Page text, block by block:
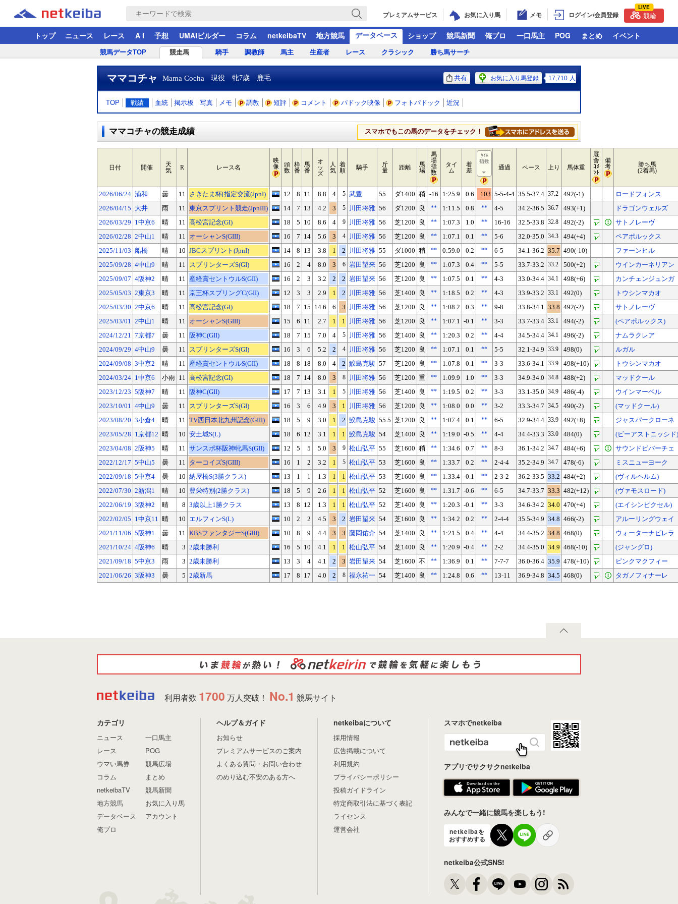
プレミアムサービス お気に入り馬 メモ ログイン/会員登録
LIVE
競輪
トップ ニュース レース A I 予想 UMAIビルダー コラム netkeibaTV 地方競馬 データベース ショップ 競馬新聞 俺プロ 一口馬主 POG まとめ イベント
競馬データTOP 競走馬 騎手 調教師 馬主 生産者 レース クラシック 勝ち馬サーチ
ママコチャ Mama Cocha 現役 牝7歳 鹿毛 共有 お気に入り馬登録 17,710 人
Facebook LINE URLをコピー
TOP 戦績 血統 掲示板 写真 メモ 調教 短評 コメント パドック映像 フォトパドック 近況
ママコチャの競走成績 スマホでもこの馬のデータをチェック！
日付 開催
天
気
R レース名
映
像
頭
数
枠
番
馬
番
オ
ッ
ズ
人
気
着
順
騎手
斤
量
距離
馬
場
馬
場
指
数
タイ
ム
着
差
ﾀｲﾑ
指数
通過 ペース 上り 馬体重
厩
舎
ｺﾒ
ﾝﾄ
備
考
勝ち馬
(2着馬)
2026/06/24 浦和 曇 11 さきたま杯[指定交流(JpnI) 12 8 11 8.8 4 5 武豊 55 ダ1400 稍 -16 1:25.9 0.6 103 5-5-4-4 35.5-37.4 37.2 492(-1)
ロードフォンス
2026/04/15 大井 雨 11 東京スプリント競走(JpnIII) 14 7 13 4.2 3 5 川田将雅 56 ダ1200 良 ** 1:11.5 0.8 ** 4-5 34.2-36.5 36.7 493(+1)
ドラゴンウェルズ
2026/03/29 1中京6 晴 11 高松宮記念(GI) 18 5 10 8.6 4 9 川田将雅 56 芝1200 良 ** 1:07.3 1.0 ** 16-16 32.5-33.8 32.8 492(-2)
サトノレーヴ
2026/02/28 2中山1 晴 11 オーシャンS(GIII) 16 7 14 5.6 3 4 川田将雅 56 芝1200 良 ** 1:07.1 0.1 ** 5-6 32.0-35.0 34.3 494(+4)
ペアポルックス
2025/11/03 船橋 晴 10 JBCスプリント(JpnI) 14 8 13 3.8 1 2 川田将雅 55 ダ1000 稍 ** 0:59.0 0.2 ** 6-5 34.1-36.2 35.7 490(-10)
ファーンヒル
2025/09/28 4中山9 晴 11 スプリンターズS(GI) 16 2 4 8.0 3 6 岩田望来 56 芝1200 良 ** 1:07.3 0.4 ** 5-5 33.7-33.2 33.2 500(+2)
ウインカーネリアン
2025/09/07 4阪神2 晴 11 産経賞セントウルS(GII) 16 2 3 3.2 2 2 岩田望来 56 芝1200 良 ** 1:07.5 0.1 ** 4-3 33.0-34.4 34.1 498(+6)
カンチェンジュンガ
2025/05/03 2東京3 晴 11 京王杯スプリングC(GII) 12 3 3 2.9 1 2 川田将雅 56 芝1400 良 ** 1:18.5 0.2 ** 4-3 33.9-33.2 33.1 492(0)
トウシンマカオ
2025/03/30 2中京6 晴 11 高松宮記念(GI) 18 7 15 14.6 6 3 川田将雅 56 芝1200 良 ** 1:08.2 0.3 ** 9-8 33.8-34.1 33.8 492(-2)
サトノレーヴ
2025/03/01 2中山1 晴 11 オーシャンS(GIII) 15 6 11 2.7 1 1 川田将雅 56 芝1200 良 ** 1:07.1 -0.1 ** 3-3 33.7-33.4 33.1 494(-2)
(ペアポルックス)
2024/12/21 7京都7 曇 11 阪神C(GII) 18 7 15 7.0 4 5 川田将雅 56 芝1400 良 ** 1:20.3 0.2 ** 4-4 34.5-34.4 34.1 496(-2)
ナムラクレア
2024/09/29 4中山9 曇 11 スプリンターズS(GI) 16 3 6 5.2 2 4 川田将雅 56 芝1200 良 ** 1:07.1 0.1 ** 5-5 32.1-34.9 33.9 498(0)
ルガル
2024/09/08 3中京2 晴 11 産経賞セントウルS(GII) 18 8 18 8.0 4 2 鮫島克駿 57 芝1200 良 ** 1:07.8 0.1 ** 3-3 33.6-34.1 33.9 498(+10)
トウシンマカオ
2024/03/24 1中京6 小雨 11 高松宮記念(GI) 18 7 14 8.0 3 8 川田将雅 56 芝1200 重 ** 1:09.9 1.0 ** 3-3 34.9-34.0 34.8 488(+2)
マッドクール
2023/12/23 5阪神7 晴 11 阪神C(GII) 17 7 13 3.1 1 5 川田将雅 56 芝1400 良 ** 1:19.5 0.2 ** 3-3 33.1-35.0 34.9 486(-4)
ウインマーベル
2023/10/01 4中山9 曇 11 スプリンターズS(GI) 16 3 6 4.9 3 1 川田将雅 56 芝1200 良 ** 1:08.0 0.0 ** 3-2 33.3-34.7 34.5 490(-2)
(マッドクール)
2023/08/20 3小倉4 晴 11 TV西日本北九州記念(GIII) 18 5 9 3.0 1 2 鮫島克駿 55.5 芝1200 良 ** 1:07.4 0.1 ** 6-5 32.9-34.4 33.9 492(+8)
ジャスパークローネ
2023/05/28 1京都12 晴 10 安土城S(L) 18 6 12 3.1 1 1 鮫島克駿 54 芝1400 良 ** 1:19.0 -0.5 ** 4-4 34.4-33.3 33.0 484(0)
(ビーアストニッシド)
2023/04/08 2阪神5 晴 11 サンスポ杯阪神牝馬S(GII) 12 5 5 5.0 3 9 松山弘平 55 芝1600 稍 ** 1:34.6 0.7 ** 8-3 36.1-34.2 34.7 484(+6)
サウンドビバーチェ
2022/12/17 5中山5 曇 11 ターコイズS(GIII) 16 1 2 3.2 1 5 松山弘平 53 芝1600 良 ** 1:33.7 0.2 ** 2-4-4 35.2-34.9 34.7 478(-6)
ミスニューヨーク
2022/09/18 5中京4 曇 10 納屋橋S(3勝クラス) 13 1 1 1.3 1 1 松山弘平 53 芝1600 良 ** 1:33.4 -0.1 ** 2-3-2 36.2-33.5 33.2 484(+2)
(ヴィルヘルム)
2022/07/30 2新潟1 晴 10 豊栄特別(2勝クラス) 18 5 9 2.6 1 1 松山弘平 52 芝1600 良 ** 1:31.7 -0.6 ** 6-5 34.7-33.7 33.3 482(+12)
(ヴァモスロード)
2022/06/19 3阪神2 晴 8 3歳以上1勝クラス 13 8 12 1.3 1 1 松山弘平 52 芝1400 良 ** 1:20.3 -0.1 ** 3-3 34.6-34.2 34.0 470(+4)
(エイシンピクセル)
2022/02/05 1中京11 晴 10 エルフィンS(L) 10 2 2 4.5 3 2 岩田望来 54 芝1600 良 ** 1:34.2 0.2 ** 2-4-4 35.5-34.9 34.8 466(-2)
アルーリングウェイ
2021/11/06 5阪神1 曇 11 KBSファンタジーS(GIII) 10 8 9 4.4 3 3 藤岡佑介 54 芝1400 良 ** 1:21.5 0.4 ** 4-4 34.4-35.2 34.8 468(0)
ウォーターナビレラ
2021/10/24 4阪神6 晴 3 2歳未勝利 16 5 10 4.1 1 1 松山弘平 54 芝1400 良 ** 1:20.9 -0.4 ** 2-2 34.4-35.0 34.9 468(-10)
(ジャングロ)
2021/09/18 5中京3 雨 3 2歳未勝利 13 3 4 4.1 2 3 岩田望来 54 芝1600 不 ** 1:36.9 0.1 ** 7-7-7 36.0-36.4 35.9 478(+10)
ピンクマクフィー
2021/06/26 3阪神3 曇 5 2歳新馬 17 8 17 4.0 2 8 福永祐一 54 芝1400 良 ** 1:24.8 0.6 ** 13-11 36.9-34.8 34.5 468(0) タガノフィナーレ
利用者数 1700 万人突破！ No.1 競馬サイト
カテゴリ
ニュース
レース
ウマい馬券
コラム
netkeibaTV
地方競馬
データベース
俺プロ
一口馬主
POG
競馬広場
まとめ
競馬新聞
お気に入り馬
アカウント
ヘルプ＆ガイド
お知らせ
プレミアムサービスのご案内
よくある質問・お問い合わせ
のめり込む不安のある方へ
netkeibaについて
採用情報
広告掲載について
利用規約
プライバシーポリシー
投稿ガイドライン
特定商取引法に基づく表記
ライセンス
運営会社
スマホでnetkeiba
アプリでサクサクnetkeiba
みんなで一緒に競馬を楽しもう!
netkeibaを
おすすめする
netkeiba公式SNS!